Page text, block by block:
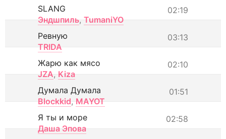
02:19
SLANG
Эндшпиль, TumaniYO
03:13
Ревную
TRIDA
02:10
Жарю как мясо
JZA, Kiza
01:51
Думала Думала
Blockkid, MAYOT
02:58
Я ты и море
Даша Эпова